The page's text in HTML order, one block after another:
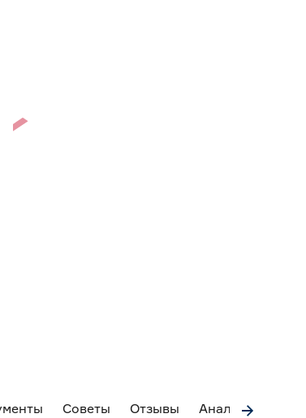
Советы Отзывы Аналоги